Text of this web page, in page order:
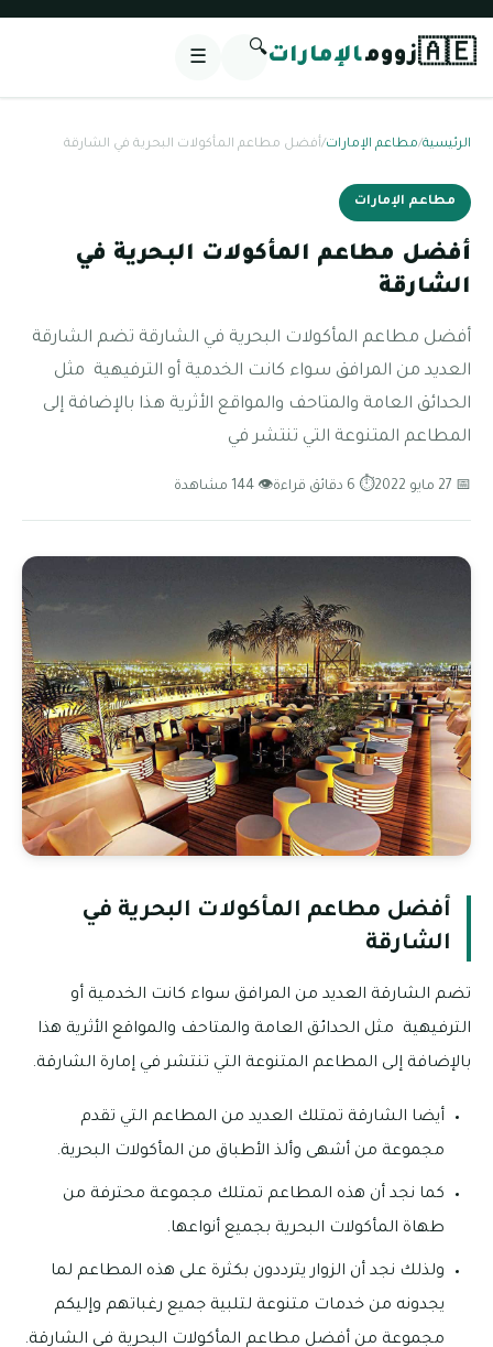
🇦🇪زوومالإمارات🔍
☰
الرئيسية/مطاعم الإمارات/أفضل مطاعم المأكولات البحرية في الشارقة
مطاعم الإمارات
أفضل مطاعم المأكولات البحرية في
الشارقة
أفضل مطاعم المأكولات البحرية في الشارقة تضم الشارقة
العديد من المرافق سواء كانت الخدمية أو الترفيهية مثل
الحدائق العامة والمتاحف والمواقع الأثرية هذا بالإضافة إلى
المطاعم المتنوعة التي تنتشر في
📅 27 مايو 2022 ⏱ 6 دقائق قراءة 👁 144 مشاهدة
أفضل مطاعم المأكولات البحرية في
الشارقة
تضم الشارقة العديد من المرافق سواء كانت الخدمية أو
الترفيهية مثل الحدائق العامة والمتاحف والمواقع الأثرية هذا
بالإضافة إلى المطاعم المتنوعة التي تنتشر في إمارة الشارقة.
أيضا الشارقة تمتلك العديد من المطاعم التي تقدم
مجموعة من أشهى وألذ الأطباق من المأكولات البحرية.
كما نجد أن هذه المطاعم تمتلك مجموعة محترفة من
طهاة المأكولات البحرية بجميع أنواعها.
ولذلك نجد أن الزوار يترددون بكثرة على هذه المطاعم لما
يجدونه من خدمات متنوعة لتلبية جميع رغباتهم وإليكم
مجموعة من أفضل مطاعم المأكولات البحرية في الشارقة.